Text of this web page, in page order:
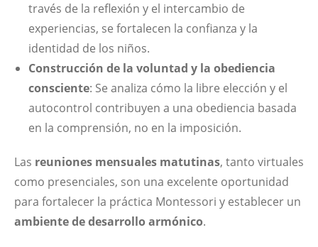
través de la reflexión y el intercambio de
experiencias, se fortalecen la confianza y la
identidad de los niños.
Construcción de la voluntad y la obediencia
consciente: Se analiza cómo la libre elección y el
autocontrol contribuyen a una obediencia basada
en la comprensión, no en la imposición.
Las reuniones mensuales matutinas, tanto virtuales
como presenciales, son una excelente oportunidad
para fortalecer la práctica Montessori y establecer un
ambiente de desarrollo armónico.